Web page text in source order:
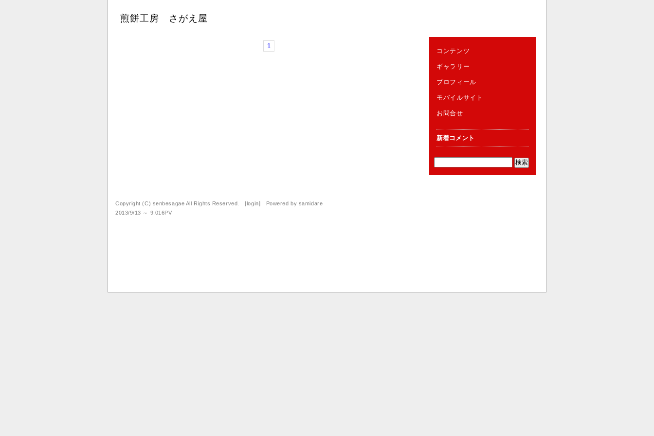
煎餅工房 さがえ屋
1
コンテンツ
ギャラリー
プロフィール
モバイルサイト
お問合せ
新着コメント
Copyright (C) senbesagae All Rights Reserved. [login] Powered by samidare
2013/9/13 ～ 9,016PV